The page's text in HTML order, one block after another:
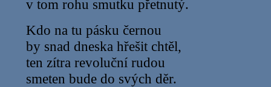
v tom rohu smutku přetnutý.
Kdo na tu pásku černou
by snad dneska hřešit chtěl,
ten zítra revoluční rudou
smeten bude do svých děr.